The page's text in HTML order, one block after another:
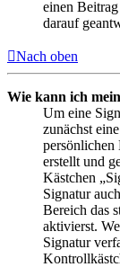
einen
darauf
Nach oben
Wie kann ich
Um eine
zunächst
persönlichen
erstellt und
Kästchen
Signatur
Bereich das
aktivierst.
Signatur